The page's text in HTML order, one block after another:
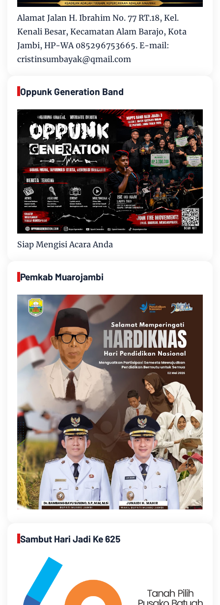
Alamat Jalan H. Ibrahim No. 77 RT.18, Kel.
Kenali Besar, Kecamatan Alam Barajo, Kota
Jambi, HP-WA 085296753665. E-mail:
cristinsumbayak@qmail.com
Oppunk Generation Band
Siap Mengisi Acara Anda
Pemkab Muarojambi
Sambut Hari Jadi Ke 625